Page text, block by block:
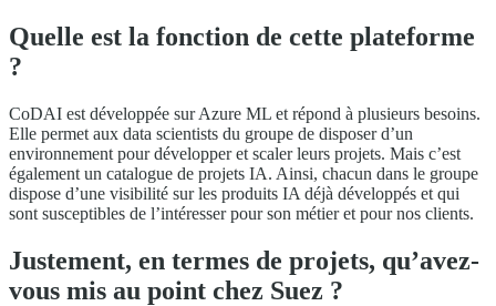
Quelle est la fonction de cette plateforme
?
CoDAI est développée sur Azure ML et répond à plusieurs besoins.
Elle permet aux data scientists du groupe de disposer d’un
environnement pour développer et scaler leurs projets. Mais c’est
également un catalogue de projets IA. Ainsi, chacun dans le groupe
dispose d’une visibilité sur les produits IA déjà développés et qui
sont susceptibles de l’intéresser pour son métier et pour nos clients.
Justement, en termes de projets, qu’avez-
vous mis au point chez Suez ?